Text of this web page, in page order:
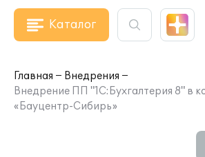
Каталог
Главная
Внедрения
Внедрение ПП "1С:Бухгалтерия 8" в
«Бауцентр-Сибирь»